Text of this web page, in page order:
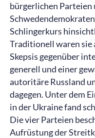
bürgerlichen Parteien
Schlingerkurs
Traditionell waren sie
Skepsis gegenüber
generell und einer
autoritäre Russland
dagegen. Unter dem
in der Ukraine fand
Die vier Parteien
Aufrüstung der